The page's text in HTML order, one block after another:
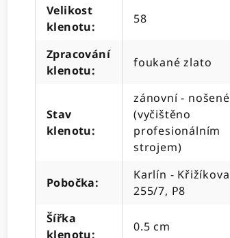
Velikost
klenotu:
58
Zpracování
klenotu:
foukané zlato
Stav
klenotu:
zánovní - nošené
(vyčištěno
profesionálním
strojem)
Pobočka:
Karlín - Křižíkova
255/7, P8
Šířka
klenotu:
0.5 cm